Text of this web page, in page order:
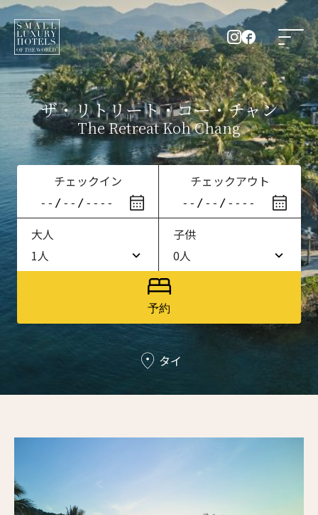
ザ・リトリート・コー・チャン
The Retreat Koh Chang
チェックイン チェックアウト
大人
1人
1人
5人
子供
0人
0人
3人
4人
予約
タイ